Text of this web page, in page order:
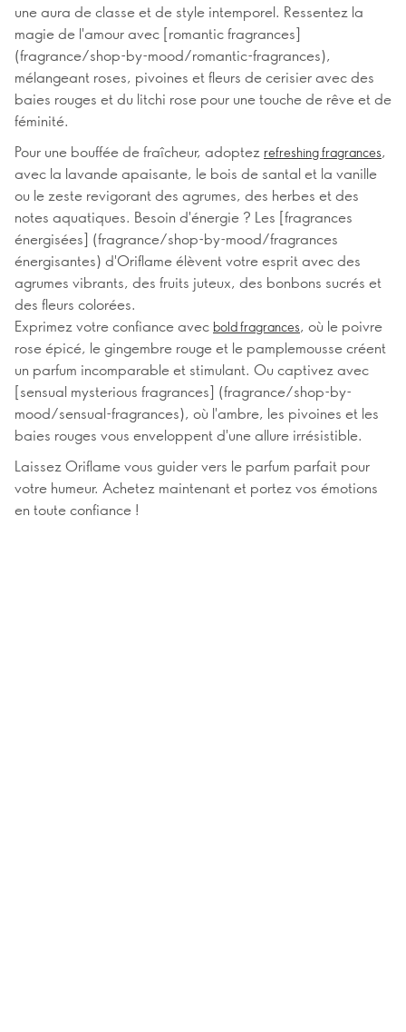
une aura de classe et de style intemporel. Ressentez la
magie de l'amour avec [romantic fragrances]
(fragrance/shop-by-mood/romantic-fragrances),
mélangeant roses, pivoines et fleurs de cerisier avec des
baies rouges et du litchi rose pour une touche de rêve et de
féminité.
Pour une bouffée de fraîcheur, adoptez refreshing fragrances,
avec la lavande apaisante, le bois de santal et la vanille
ou le zeste revigorant des agrumes, des herbes et des
notes aquatiques. Besoin d'énergie ? Les [fragrances
énergisées] (fragrance/shop-by-mood/fragrances
énergisantes) d'Oriflame élèvent votre esprit avec des
agrumes vibrants, des fruits juteux, des bonbons sucrés et
des fleurs colorées.
Exprimez votre confiance avec bold fragrances, où le poivre
rose épicé, le gingembre rouge et le pamplemousse créent
un parfum incomparable et stimulant. Ou captivez avec
[sensual mysterious fragrances] (fragrance/shop-by-
mood/sensual-fragrances), où l'ambre, les pivoines et les
baies rouges vous enveloppent d'une allure irrésistible.
Laissez Oriflame vous guider vers le parfum parfait pour
votre humeur. Achetez maintenant et portez vos émotions
en toute confiance !